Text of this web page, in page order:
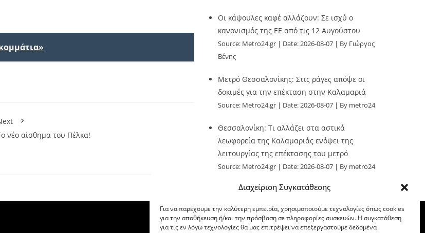
Διαχείριση Συγκατάθεσης
Για να παρέχουμε την καλύτερη εμπειρία, χρησιμοποιούμε τεχνολογίες όπως cookies
για την αποθήκευση ή/και την πρόσβαση σε πληροφορίες συσκευών. Η συγκατάθεση
για τις εν λόγω τεχνολογίες θα μας επιτρέψει να επεξεργαστούμε δεδομένα
νέο αίσθημα του Πέλκα!
Οι κάψουλες καφέ αλλάζουν: Σε ισχύ ο
κανονισμός της ΕΕ από τις 12 Αυγούστου
Source: Metro24.gr Date: 2026-08-07
By Γιώργος
Βένης
Μετρό Θεσσαλονίκης: Στις ράγες απόψε οι
δοκιμές για την επέκταση στην Καλαμαριά
Source: Metro24.gr Date: 2026-08-07 By metro24
Θεσσαλονίκη: Τι αλλάζει στα αστικά
λεωφορεία της Καλαμαριάς ενόψει της
λειτουργίας της επέκτασης του μετρό
Source: Metro24.gr Date: 2026-08-07 By metro24